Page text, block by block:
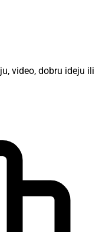
video, dobru ideju ili